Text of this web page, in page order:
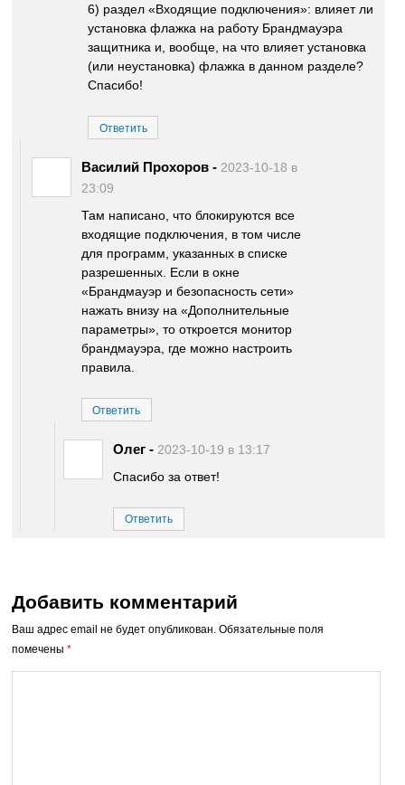
6) раздел «Входящие подключения»: влияет ли
установка флажка на работу Брандмауэра
защитника и, вообще, на что влияет установка
(или неустановка) флажка в данном разделе?
Спасибо!
Ответить
Василий Прохоров - 2023-10-18 в
23:09
Там написано, что блокируются все
входящие подключения, в том числе
для программ, указанных в списке
разрешенных. Если в окне
«Брандмауэр и безопасность сети»
нажать внизу на «Дополнительные
параметры», то откроется монитор
брандмауэра, где можно настроить
правила.
Ответить
Олег - 2023-10-19 в 13:17
Спасибо за ответ!
Ответить
Добавить комментарий
Ваш адрес email не будет опубликован. Обязательные поля
помечены*